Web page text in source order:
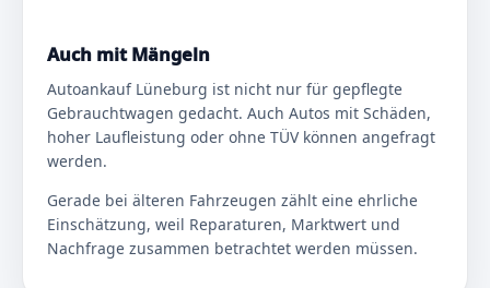
Auch mit Mängeln
Autoankauf Lüneburg ist nicht nur für gepflegte
Gebrauchtwagen gedacht. Auch Autos mit Schäden,
hoher Laufleistung oder ohne TÜV können angefragt
werden.
Gerade bei älteren Fahrzeugen zählt eine ehrliche
Einschätzung, weil Reparaturen, Marktwert und
Nachfrage zusammen betrachtet werden müssen.